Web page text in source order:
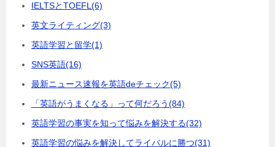
IELTSとTOEFL (6)
英文ライティング(3)
英語学習と留学(1)
SNS英語(16)
最新ニュース速報を英語deチェック(5)
「英語がうまくなる」って何だろう(84)
英語学習の事実を知って悩みを解決する(32)
英語学習の悩みを解決してライバルに勝つ(31)